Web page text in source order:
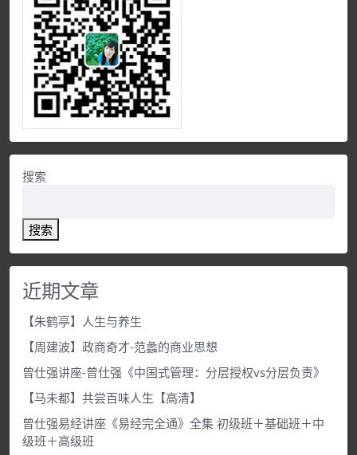
搜索
搜索
近期文章
【朱鹤亭】人生与养生
【周建波】政商奇才-范蠡的商业思想
曾仕强讲座-曾仕强《中国式管理：分层授权vs分层负责》
【马未都】共尝百味人生【高清】
曾仕强易经讲座《易经完全通》全集 初级班＋基础班＋中
级班＋高级班